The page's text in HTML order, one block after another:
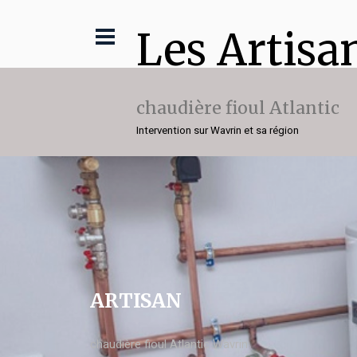
Les
chaudière fioul Atlantic
Intervention sur Wavrin et sa région
ARTISAN
chaudière fioul Atlantic Wavrin